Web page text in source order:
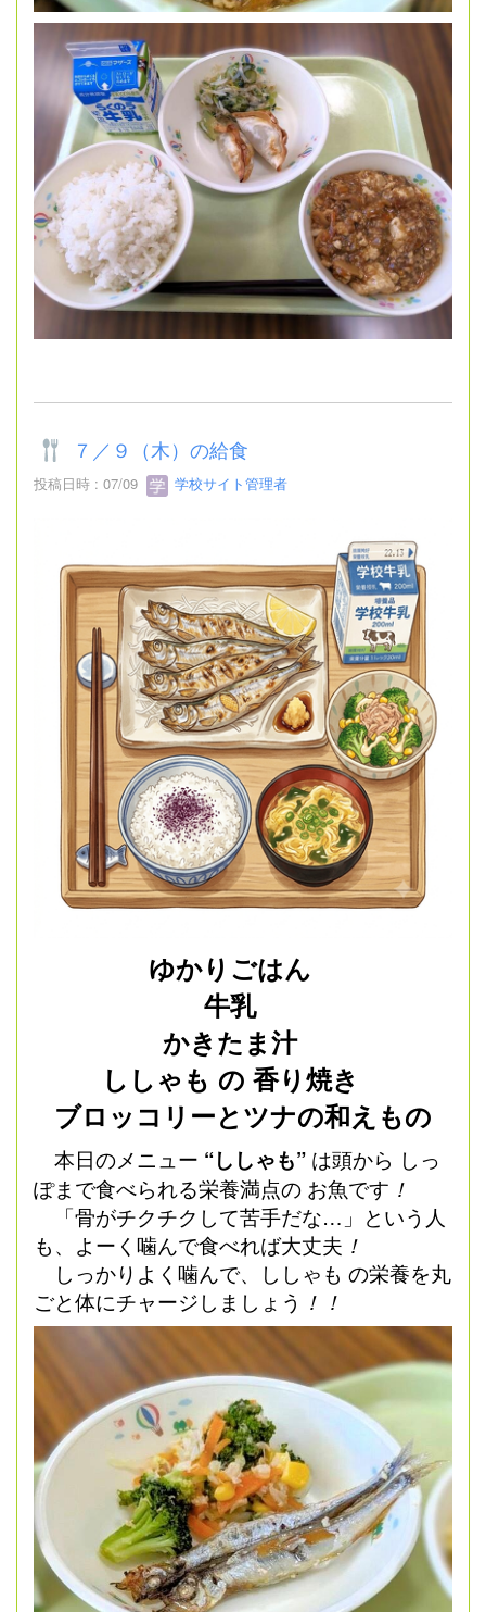
７／９（木）の給食
投稿日時 : 07/09 学校サイト管理者
ゆかりごはん
牛乳
かきたま汁
ししゃも の 香り焼き
ブロッコリーとツナの和えもの
本日のメニュー “ししゃも” は頭から しっ
ぽまで食べられる栄養満点の お魚です ！
「骨がチクチクして苦手だな…」という人
も、よーく噛んで食べれば大丈夫 ！
しっかりよく噛んで、ししゃも の栄養を丸
ごと体にチャージしましょう ！！